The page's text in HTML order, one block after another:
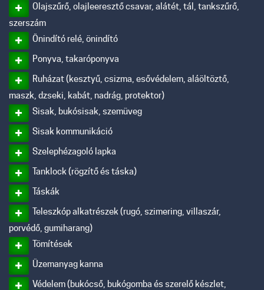
Olajszűrő, olajleeresztő csavar, alátét, tál, tankszűrő,
szerszám
Önindító relé, önindító
Ponyva, takaróponyva
Ruházat (kesztyű, csizma, esővédelem, aláöltöztő,
maszk, dzseki, kabát, nadrág, protektor)
Sisak, bukósisak, szemüveg
Sisak kommunikáció
Szelephézagoló lapka
Tanklock (rögzítő és táska)
Táskák
Teleszkóp alkatrészek (rugó, szimering, villaszár,
porvédő, gumiharang)
Tömítések
Üzemanyag kanna
Védelem (bukócső, bukógomba és szerelő készlet,